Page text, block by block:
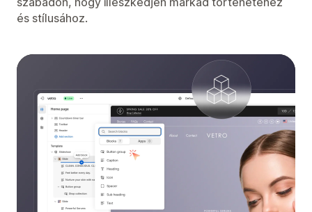
és stílusához.